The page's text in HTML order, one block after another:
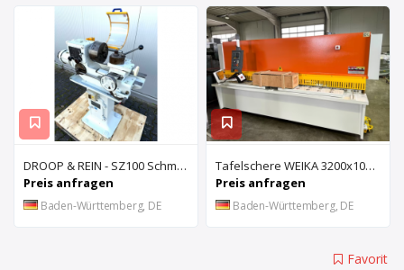
DROOP & REIN - SZ100 Schmiernutenziehmaschine
Preis anfragen
Baden-Württemberg, DE
Tafelschere WEIKA 3200x10mm
Preis anfragen
Baden-Württemberg, DE
Favorit